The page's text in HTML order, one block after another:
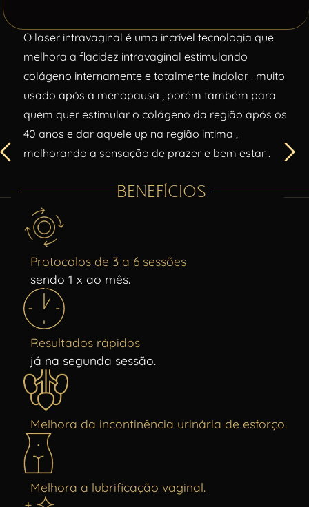
O laser intravaginal é uma incrível tecnologia que
melhora a flacidez intravaginal estimulando
colágeno internamente e totalmente indolor . muito
usado após a menopausa , porém também para
quem quer estimular o colágeno da região após os
40 anos e dar aquele up na região intima ,
melhorando a sensação de prazer e bem estar .
BENEFÍCIOS
Protocolos de 3 a 6 sessões
sendo 1 x ao mês.
Resultados rápidos
já na segunda sessão.
Melhora da incontinência urinária de esforço.
Melhora a lubrificação vaginal.